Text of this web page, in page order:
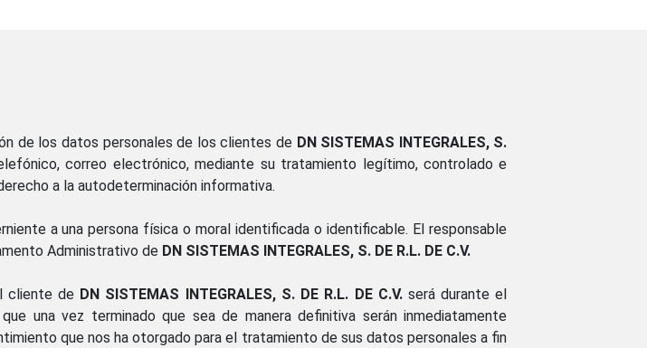
de los datos personales de los clientes de DN SISTEMAS INTEGRALES, S.
correo electrónico, mediante su tratamiento legítimo, controlado e
a la autodeterminación informativa.
a una persona física o moral identificada o identificable. El responsable
Administrativo de DN SISTEMAS INTEGRALES, S. DE R.L. DE C.V.
cliente de DN SISTEMAS INTEGRALES, S. DE R.L. DE C.V.será durante el
una vez terminado que sea de manera definitiva serán inmediatamente
que nos ha otorgado para el tratamiento de sus datos personales a fin